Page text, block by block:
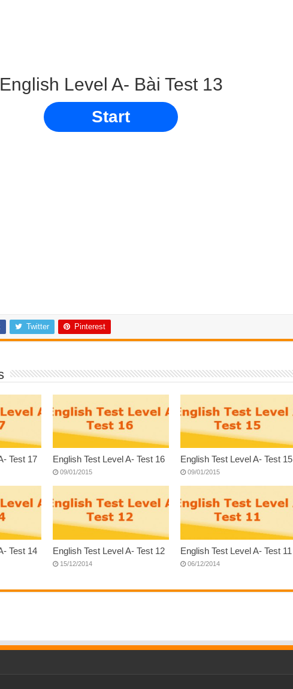
English Level A- Bài Test 13
Start
Twitter Pinterest
Test 17 English Test Level A- Test 16
09/01/2015
English Test Level A- Test 15
09/01/2015
Test 14 English Test Level A- Test 12
15/12/2014
English Test Level A- Test 11
06/12/2014